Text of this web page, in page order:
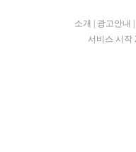
소개 광고안내
서비스 시작